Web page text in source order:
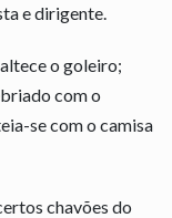
e dirigente.
o goleiro;
com o
se com o camisa
chavões do